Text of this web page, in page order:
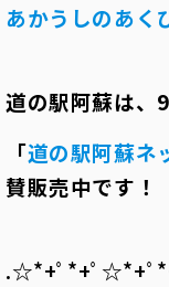
あかうしのあく
道の駅阿蘇は、 9
「道の駅阿蘇ネ
賛販売中です！
.☆*+ﾟ*+ﾟ☆*+ﾟ